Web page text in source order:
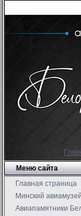
Меню сайта
Главная страница
Минский авиамузей
Авиапамятники